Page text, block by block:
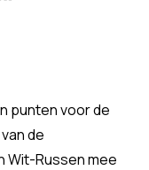
punten voor de
de
Wit-Russen mee